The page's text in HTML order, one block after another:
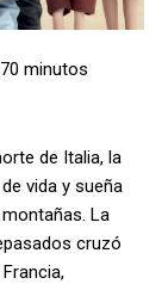
minutos
de Italia, la
vida y sueña
La
cruzó